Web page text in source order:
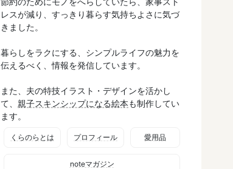
レスが減り、すっきり暮らす気持ちよさに気づ
きました。
暮らしをラクにする、シンプルライフの魅力を
伝えるべく、情報を発信しています。
また、夫の特技イラスト・デザインを活かし
て、 親子スキンシップになる絵本も制作してい
ます。
くらのらとは プロフィール 愛用品
noteマガジン